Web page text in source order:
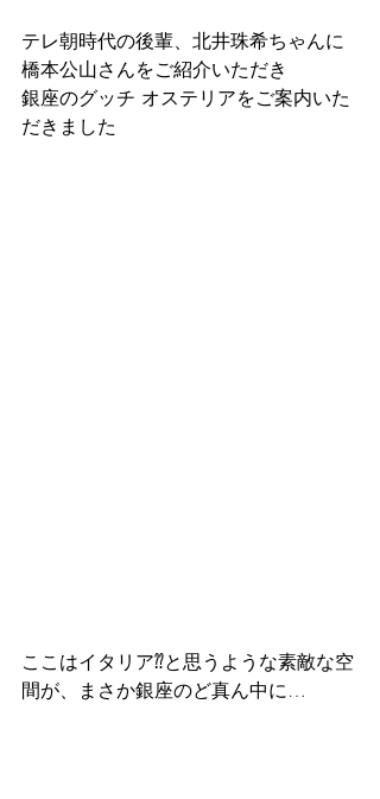
テレ朝時代の後輩、北井珠希ちゃんに
橋本公山さんをご紹介いただき
銀座のグッチ オステリアをご案内いた
だきました
ここはイタリア⁇と思うような素敵な空
間が、まさか銀座のど真ん中に…